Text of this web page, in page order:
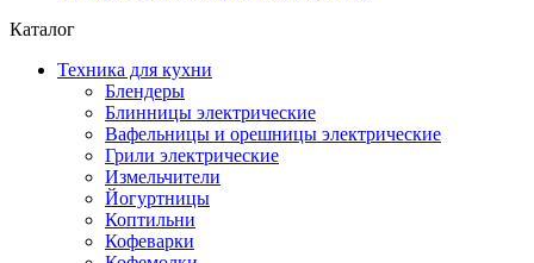
Каталог
Техника для кухни
Блендеры
Блинницы электрические
Вафельницы и орешницы электрические
Грили электрические
Измельчители
Йогуртницы
Коптильни
Кофеварки